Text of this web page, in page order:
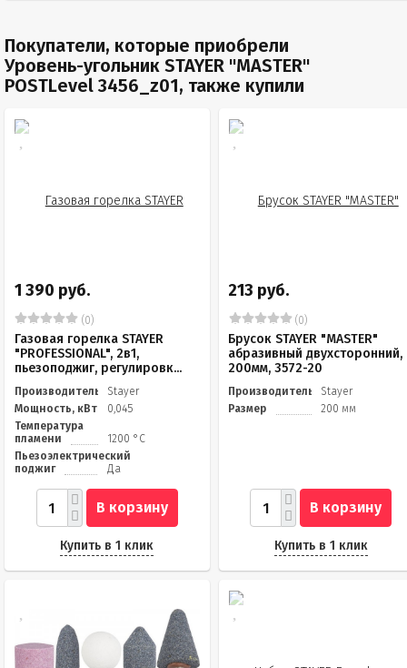
Покупатели, которые приобрели
Уровень-угольник STAYER "MASTER"
POSTLevel 3456_z01, также купили
1 390 руб.
(0)
Газовая горелка STAYER
"PROFESSIONAL", 2в1,
пьезоподжиг, регулировк...
Производитель
Stayer
Мощность, кВт
0,045
Температура
пламени
1200 °С
Пьезоэлектрический
поджиг
Да
В корзину
Купить в 1 клик
213 руб.
(0)
Брусок STAYER "MASTER"
абразивный двухсторонний,
200мм, 3572-20
Производитель
Stayer
Размер
200 мм
В корзину
Купить в 1 клик